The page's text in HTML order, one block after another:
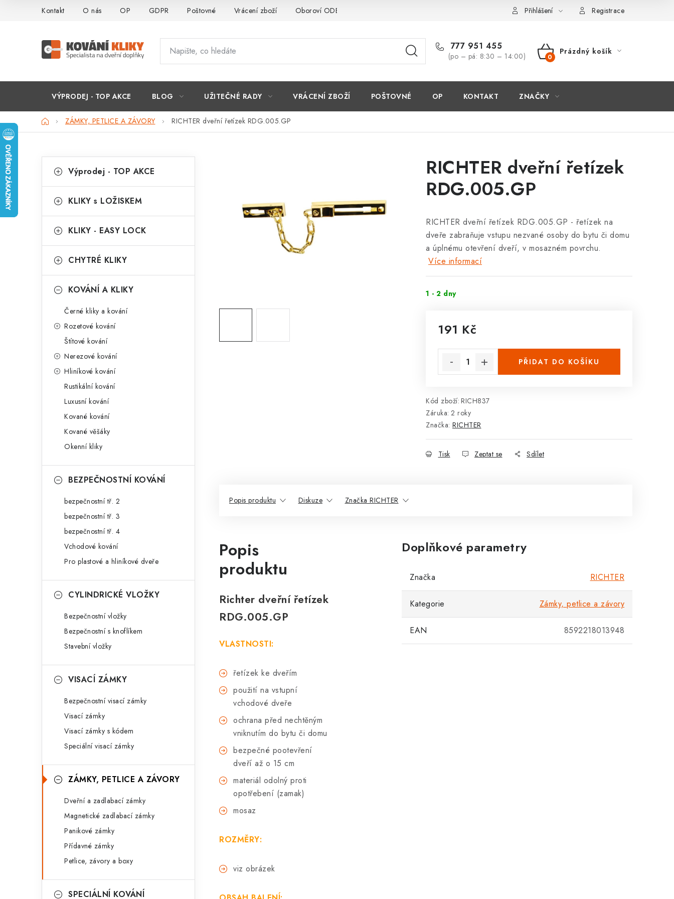
Kontakt O nás OP GDPR Poštovné Vrácení zboží Oboroví ODBORNÍCI Přihlášení Registrace
777 951 455
(po – pá: 8:30 – 14:00)
NÁKUPNÍ
Prázdný košík
VÝPRODEJ - TOP AKCE BLOG UŽITEČNÉ RADY VRÁCENÍ ZBOŽÍ POŠTOVNÉ OP KONTAKT ZNAČKY
DomůZÁMKY, PETLICE A ZÁVORY RICHTER dveřní řetízek RDG.005.GP
o
t
r
n
kategorie
a
e
o
i
Výprodej - TOP AKCE
KLIKY s LOŽISKEM
KLIKY - EASY LOCK
CHYTRÉ KLIKY
KOVÁNÍ A KLIKY
Černé kliky a kování
Rozetové kování
Štítové kování
Nerezové kování
Hliníkové kování
Rustikální kování
Luxusní kování
Kované kování
Kované věšáky
Okenní kliky
BEZPEČNOSTNÍ KOVÁNÍ
bezpečnostní tř. 2
bezpečnostní tř. 3
bezpečnostní tř. 4
Vchodové kování
Pro plastové a hliníkové dveře
CYLINDRICKÉ VLOŽKY
Bezpečnostní vložky
Bezpečnostní s knoflíkem
Stavební vložky
VISACÍ ZÁMKY
Bezpečnostní visací zámky
Visací zámky
Visací zámky s kódem
Speciální visací zámky
ZÁMKY, PETLICE A ZÁVORY
Dveřní a zadlabací zámky
Magnetické zadlabací zámky
Panikové zámky
Přídavné zámky
Petlice, závory a boxy
SPECIÁLNÍ KOVÁNÍ
RICHTER dveřní řetízek
RDG.005.GP
RICHTER dveřní řetízek RDG.005.GP - řetízek na
dveře zabraňuje vstupu nezvané osoby do bytu či domu
a úplnému otevření dveří, v mosazném povrchu.
Více informací
1 - 2 dny
191 Kč
PŘIDAT DO KOŠÍKU
Kód zboží: RICH837
Záruka: 2 roky
Značka: RICHTER
Tisk Zeptat se Sdílet
Popis produktu Diskuze Značka RICHTER
Popis
produktu
Richter dveřní řetízek
RDG.005.GP
VLASTNOSTI:
řetízek ke dveřím
použití na vstupní
vchodové dveře
ochrana před nechtěným
vniknutím do bytu či domu
bezpečné pootevření
dveří až o 15 cm
materiál odolný proti
opotřebení (zamak)
mosaz
ROZMĚRY:
viz obrázek
Doplňkové parametry
Značka RICHTER
Kategorie Zámky, petlice a závory
EAN 8592218013948